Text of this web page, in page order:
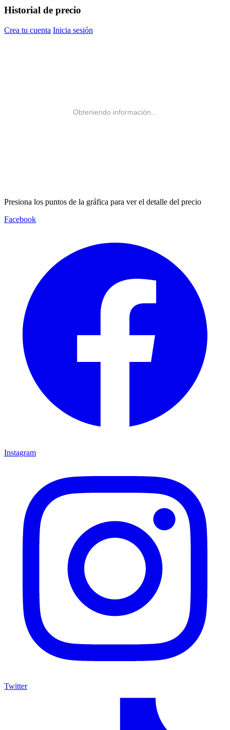
Historial de precio
Crea tu cuenta Inicia sesión
Obteniendo información...
Presiona los puntos de la gráfica para ver el detalle del precio
Facebook
Instagram
Twitter